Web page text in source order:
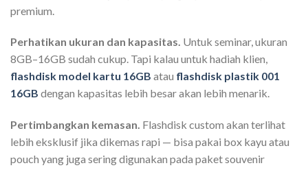
premium.
Perhatikan ukuran dan kapasitas. Untuk seminar, ukuran
8GB–16GB sudah cukup. Tapi kalau untuk hadiah klien,
flashdisk model kartu 16GB atau flashdisk plastik 001
16GB dengan kapasitas lebih besar akan lebih menarik.
Pertimbangkan kemasan. Flashdisk custom akan terlihat
lebih eksklusif jika dikemas rapi — bisa pakai box kayu atau
pouch yang juga sering digunakan pada paket souvenir